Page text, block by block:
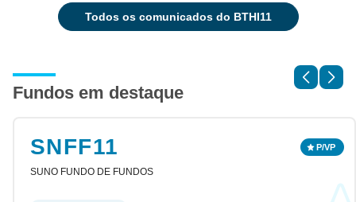
todos os comunicados do BTHI11
Fundos em destaque
SNFF11
SUNO FUNDO DE FUNDOS